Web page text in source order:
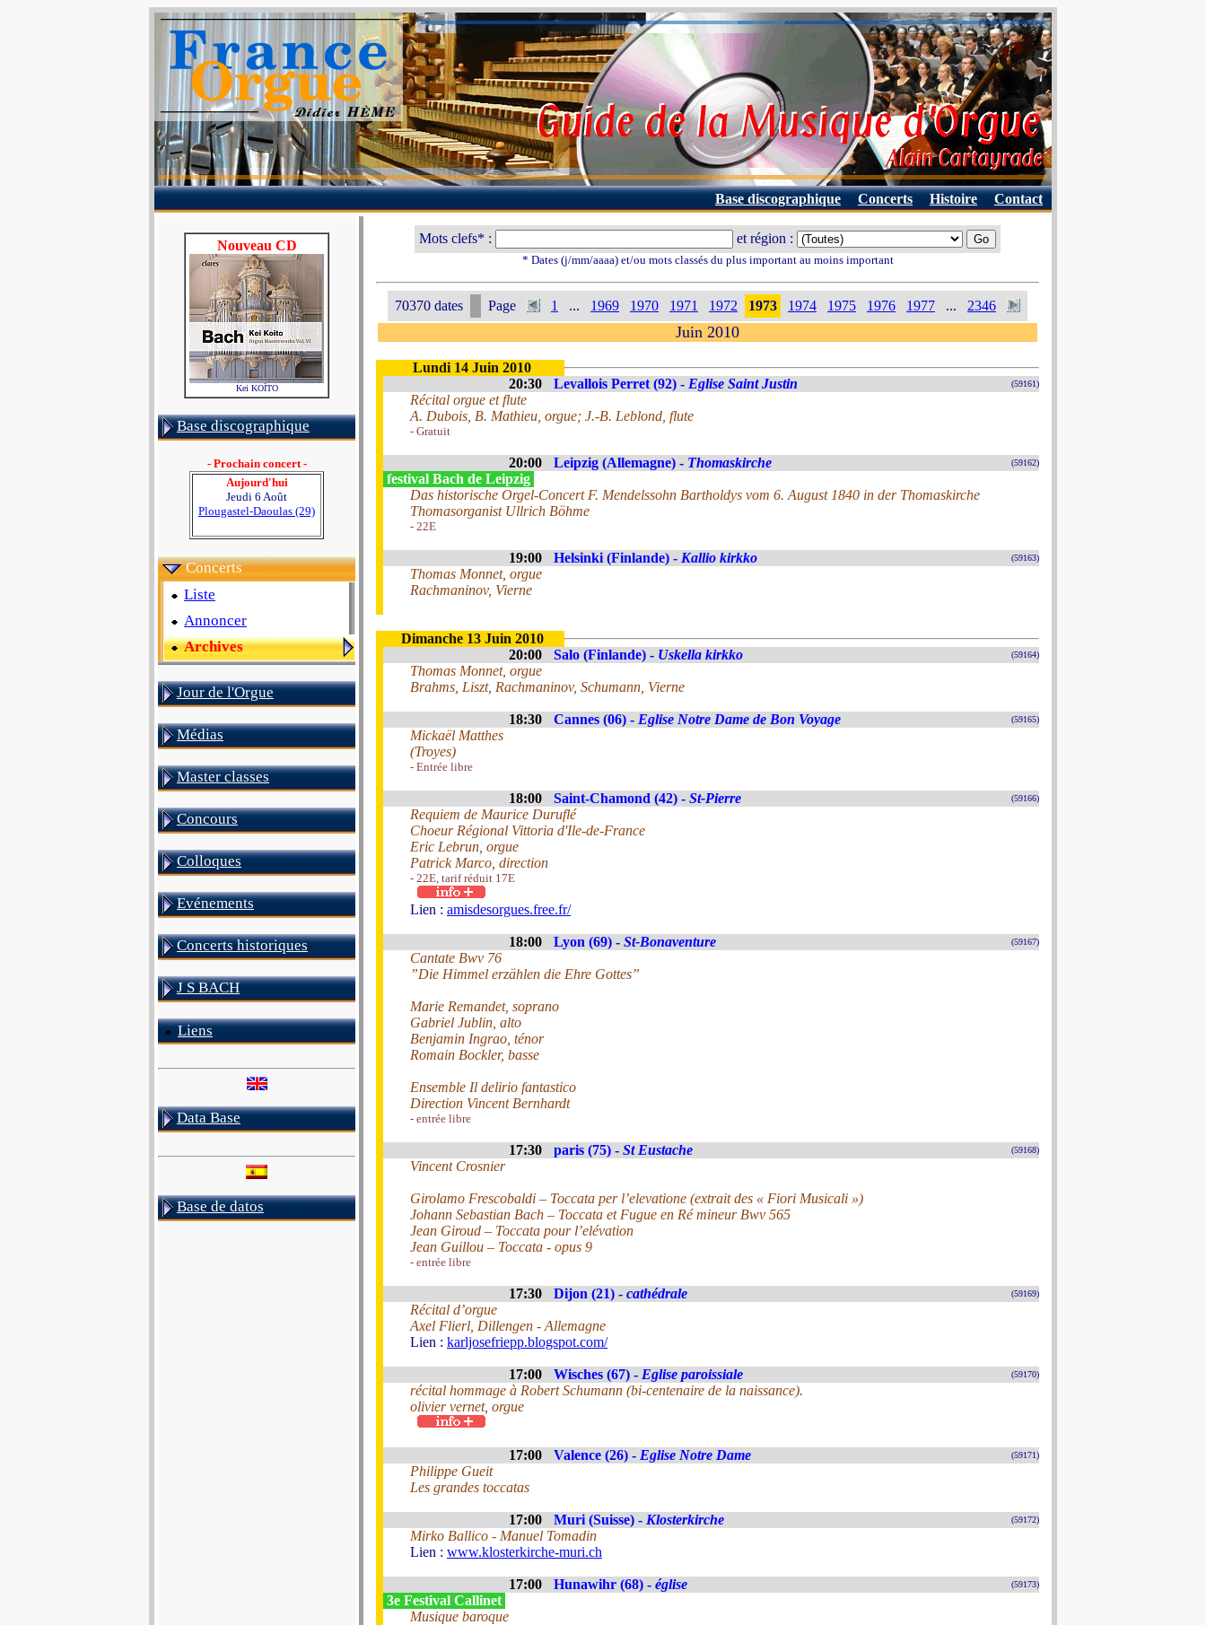
Base discographique Concerts Histoire Contact
Nouveau CD
Kei KOÏTO
Base discographique
- Prochain concert -
Aujourd'hui
Jeudi 6 Août
Plougastel-Daoulas (29)
Concerts
Liste
Annoncer
Archives
Jour de l'Orgue
Médias
Master classes
Concours
Colloques
Evénements
Concerts historiques
J S BACH
Liens
Data Base
Base de datos
Mots clefs* : et région :
* Dates (j/mm/aaaa) et/ou mots classés du plus important au moins important
70370 dates Page 1 ... 1969 1970 1971 1972 1973 1974 1975 1976 1977 ... 2346
Juin 2010
Lundi 14 Juin 2010
20:30
Levallois Perret (92) - Eglise Saint Justin (59161)
Récital orgue et flute
A. Dubois, B. Mathieu, orgue; J.-B. Leblond, flute
- Gratuit
20:00 Leipzig (Allemagne) - Thomaskirche (59162)
festival Bach de Leipzig
Das historische Orgel-Concert F. Mendelssohn Bartholdys vom 6. August 1840 in der Thomaskirche
Thomasorganist Ullrich Böhme
- 22E
19:00 Helsinki (Finlande) - Kallio kirkko (59163)
Thomas Monnet, orgue
Rachmaninov, Vierne
Dimanche 13 Juin 2010
20:00
Salo (Finlande) - Uskella kirkko (59164)
Thomas Monnet, orgue
Brahms, Liszt, Rachmaninov, Schumann, Vierne
18:30 Cannes (06) - Eglise Notre Dame de Bon Voyage (59165)
Mickaël Matthes
(Troyes)
- Entrée libre
18:00 Saint-Chamond (42) - St-Pierre (59166)
Requiem de Maurice Duruflé
Choeur Régional Vittoria d'Ile-de-France
Eric Lebrun, orgue
Patrick Marco, direction
- 22E, tarif réduit 17E
Lien : amisdesorgues.free.fr/
18:00 Lyon (69) - St-Bonaventure (59167)
Cantate Bwv 76
”Die Himmel erzählen die Ehre Gottes”
Marie Remandet, soprano
Gabriel Jublin, alto
Benjamin Ingrao, ténor
Romain Bockler, basse
Ensemble Il delirio fantastico
Direction Vincent Bernhardt
- entrée libre
17:30 paris (75) - St Eustache (59168)
Vincent Crosnier
Girolamo Frescobaldi – Toccata per l’elevatione (extrait des « Fiori Musicali »)
Johann Sebastian Bach – Toccata et Fugue en Ré mineur Bwv 565
Jean Giroud – Toccata pour l’elévation
Jean Guillou – Toccata - opus 9
- entrée libre
17:30 Dijon (21) - cathédrale (59169)
Récital d’orgue
Axel Flierl, Dillengen - Allemagne
Lien : karljosefriepp.blogspot.com/
17:00 Wisches (67) - Eglise paroissiale (59170)
récital hommage à Robert Schumann (bi-centenaire de la naissance).
olivier vernet, orgue
17:00 Valence (26) - Eglise Notre Dame (59171)
Philippe Gueit
Les grandes toccatas
17:00 Muri (Suisse) - Klosterkirche (59172)
Mirko Ballico - Manuel Tomadin
Lien : www.klosterkirche-muri.ch
17:00 Hunawihr (68) - église (59173)
3e Festival Callinet
Musique baroque